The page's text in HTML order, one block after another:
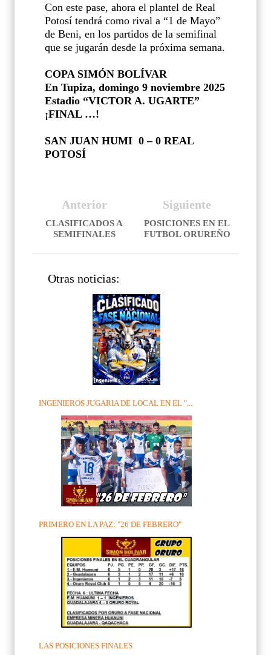
Con este pase, ahora el plantel de Real
Potosí tendrá como rival a “1 de Mayo”
de Beni, en los partidos de la semifinal
que se jugarán desde la próxima semana.
COPA SIMÓN BOLÍVAR
En Tupiza, domingo 9 noviembre 2025
Estadio “VICTOR A. UGARTE”
¡FINAL …!
SAN JUAN HUMI 0 – 0 REAL
POTOSÍ
Siguiente
POSICIONES EN EL
FUTBOL ORUREÑO
Anterior
CLASIFICADOS A
SEMIFINALES
Otras noticias:
INGENIEROS JUGARIA DE LOCAL EN EL "...
PRIMERO EN LA PAZ: "26 DE FEBRERO"
LAS POSICIONES FINALES